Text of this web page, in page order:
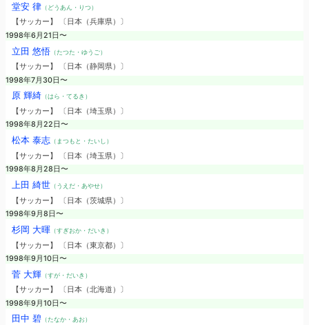
堂安 律（どうあん・りつ）
【サッカー】 〔日本（兵庫県）〕
1998年6月21日〜
立田 悠悟（たつた・ゆうご）
【サッカー】 〔日本（静岡県）〕
1998年7月30日〜
原 輝綺（はら・てるき）
【サッカー】 〔日本（埼玉県）〕
1998年8月22日〜
松本 泰志（まつもと・たいし）
【サッカー】 〔日本（埼玉県）〕
1998年8月28日〜
上田 綺世（うえだ・あやせ）
【サッカー】 〔日本（茨城県）〕
1998年9月8日〜
杉岡 大暉 （すぎおか・だいき）
【サッカー】 〔日本（東京都）〕
1998年9月10日〜
菅 大輝（すが・だいき）
【サッカー】 〔日本（北海道）〕
1998年9月10日〜
田中 碧（たなか・あお）